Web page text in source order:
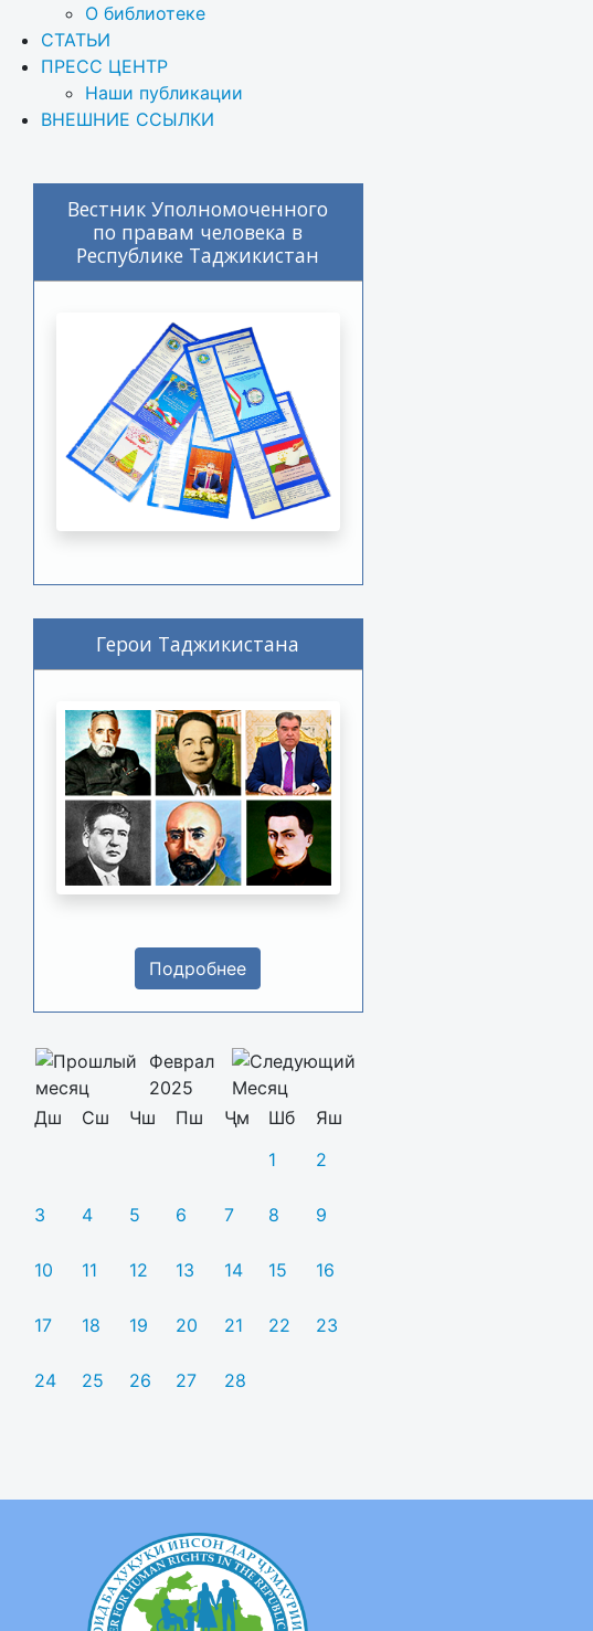
О библиотеке
СТАТЬИ
ПРЕСС ЦЕНТР
Наши публикации
ВНЕШНИЕ ССЫЛКИ
Вестник Уполномоченного
по правам человека в
Республике Таджикистан
Герои Таджикистана
Подробнее
Феврал
2025
Дш
Сш Чш Пш Ҷм Шб
Яш
1
2
3 4 5 6 7 8 9
10 11 12 13 14 15 16
17 18 19 20 21 22 23
24 25 26 27 28